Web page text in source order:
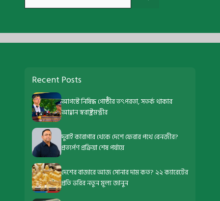
Recent Posts
আগস্টে নিষিদ্ধ গোষ্ঠীর তৎপরতা, সতর্ক থাকার
আহ্বান স্বরাষ্ট্রমন্ত্রীর
দুবাই কারাগার থেকে দেশে ফেরার পথে বেনজীর?
প্রত্যর্পণ প্রক্রিয়া শেষ পর্যায়ে
দেশের বাজারে আজ সোনার দাম কত? ২২ ক্যারেটের
প্রতি ভরির নতুন মূল্য জানুন